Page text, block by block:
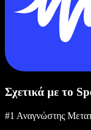
Σχετικά με το
#1 Αναγνώστης